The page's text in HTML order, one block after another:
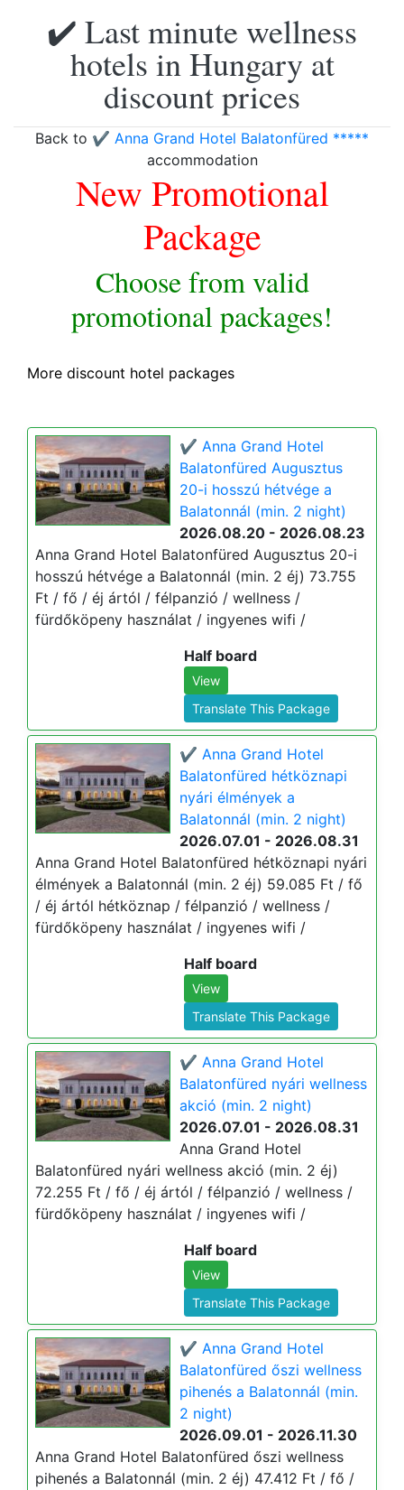
✔️ Last minute wellness
hotels in Hungary at
discount prices
Back to ✔️ Anna Grand Hotel Balatonfüred *****
accommodation
New Promotional
Package
Choose from valid
promotional packages!
More discount hotel packages
✔️ Anna Grand Hotel
Balatonfüred Augusztus
20-i hosszú hétvége a
Balatonnál (min. 2 night)
2026.08.20 - 2026.08.23
Anna Grand Hotel Balatonfüred Augusztus 20-i
hosszú hétvége a Balatonnál (min. 2 éj) 73.755
Ft / fő / éj ártól / félpanzió / wellness /
fürdőköpeny használat / ingyenes wifi /
Half board
View
Translate This Package
✔️ Anna Grand Hotel
Balatonfüred hétköznapi
nyári élmények a
Balatonnál (min. 2 night)
2026.07.01 - 2026.08.31
Anna Grand Hotel Balatonfüred hétköznapi nyári
élmények a Balatonnál (min. 2 éj) 59.085 Ft / fő
/ éj ártól hétköznap / félpanzió / wellness /
fürdőköpeny használat / ingyenes wifi /
Half board
View
Translate This Package
✔️ Anna Grand Hotel
Balatonfüred nyári wellness
akció (min. 2 night)
2026.07.01 - 2026.08.31
Anna Grand Hotel
Balatonfüred nyári wellness akció (min. 2 éj)
72.255 Ft / fő / éj ártól / félpanzió / wellness /
fürdőköpeny használat / ingyenes wifi /
Half board
View
Translate This Package
✔️ Anna Grand Hotel
Balatonfüred őszi wellness
pihenés a Balatonnál (min.
2 night)
2026.09.01 - 2026.11.30
Anna Grand Hotel Balatonfüred őszi wellness
pihenés a Balatonnál (min. 2 éj) 47.412 Ft / fő /